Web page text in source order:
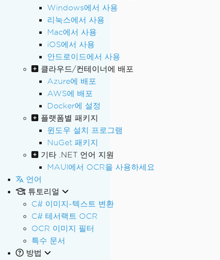
Windows에서 사용
리눅스에서 사용
Mac에서 사용
iOS에서 사용
안드로이드에서 사용
클라우드/컨테이너에 배포
Azure에 배포
AWS에 배포
Docker에 설정
플랫폼별 패키지
윈도우 설치 프로그램
NuGet 패키지
기타 .NET 언어 지원
MAUI에서 OCR을 사용하세요
언어
튜토리얼
C# 이미지-텍스트 변환
C# 테서랙트 OCR
OCR 이미지 필터
특수 문서
방법